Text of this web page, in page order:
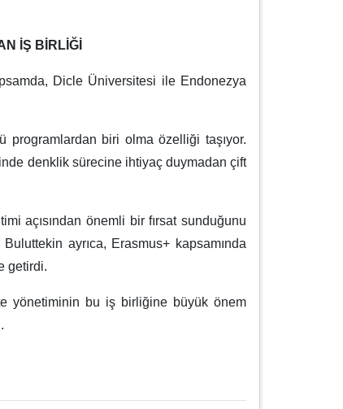
İŞ BİRLİĞİ
Dicle Üniversitesi ile Endonezya
programlardan biri olma özelliği taşıyor.
denklik sürecine ihtiyaç duymadan çift
açısından önemli bir fırsat sunduğunu
ayrıca, Erasmus+ kapsamında
getirdi.
yönetiminin bu iş birliğine büyük önem